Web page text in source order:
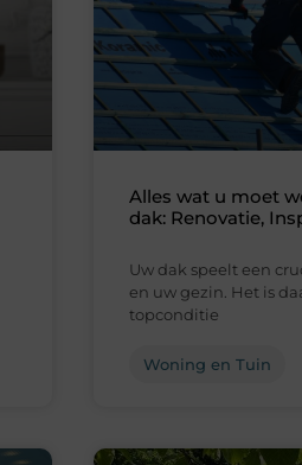
Alles wat u moet
dak: Renovatie,
Uw dak speelt een
en uw gezin. Het is
topconditie
Woning en Tuin